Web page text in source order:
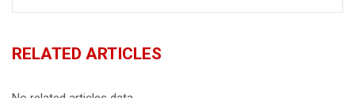
RELATED ARTICLES